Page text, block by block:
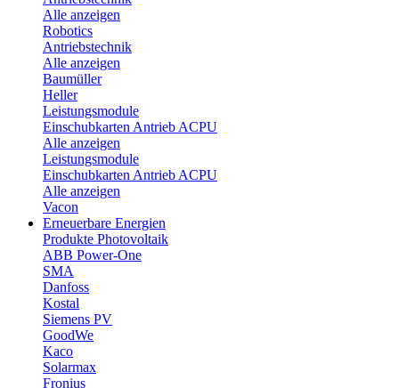
Alle anzeigen
Robotics
Antriebstechnik
Alle anzeigen
Baumüller
Heller
Leistungsmodule
Einschubkarten Antrieb ACPU
Alle anzeigen
Leistungsmodule
Einschubkarten Antrieb ACPU
Alle anzeigen
Vacon
Erneuerbare Energien
Produkte Photovoltaik
ABB Power-One
SMA
Danfoss
Kostal
Siemens PV
GoodWe
Kaco
Solarmax
Fronius